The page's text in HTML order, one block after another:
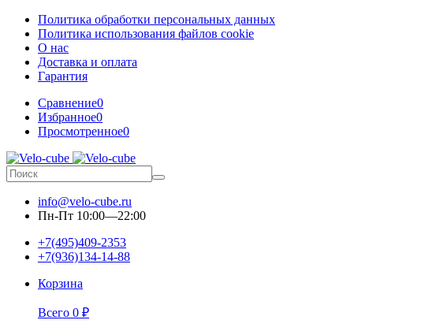
Политика обработки персональных данных
Политика использования файлов cookie
О нас
Доставка и оплата
Гарантия
Сравнение0
Избранное0
Просмотренное0
info@velo-cube.ru
Пн-Пт 10:00—22:00
+7(495)409-2353
+7(936)134-14-88
Корзина
Всего 0 ₽